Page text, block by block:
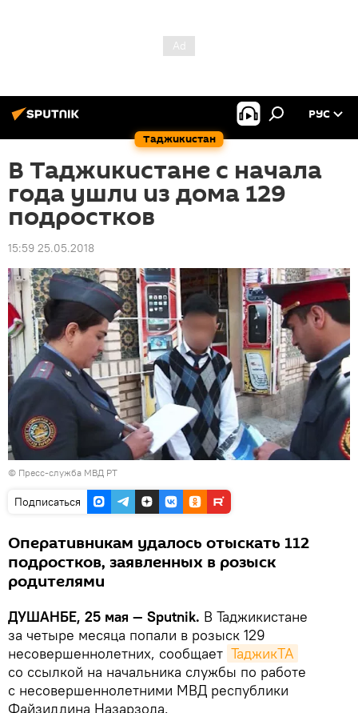
Таджикистан
РУС
В Таджикистане с начала
года ушли из дома 129
подростков
15:59 25.05.2018
© Пресс-служба МВД РТ
Подписаться
Оперативникам удалось отыскать 112
подростков, заявленных в розыск
родителями
ДУШАНБЕ, 25 мая — Sputnik. В Таджикистане
за четыре месяца попали в розыск 129
несовершеннолетних, сообщает ТаджикТА
со ссылкой на начальника службы по работе
с несовершеннолетними МВД республики
Файзиддина Назарзода.